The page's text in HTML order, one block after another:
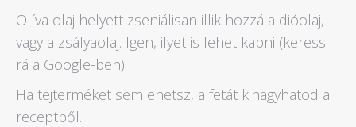
Olíva olaj helyett zseniálisan illik hozzá a dióolaj,
vagy a zsályaolaj. Igen, ilyet is lehet kapni (keress
rá a Google-ben).
Ha tejterméket sem ehetsz, a fetát kihagyhatod a
receptből.